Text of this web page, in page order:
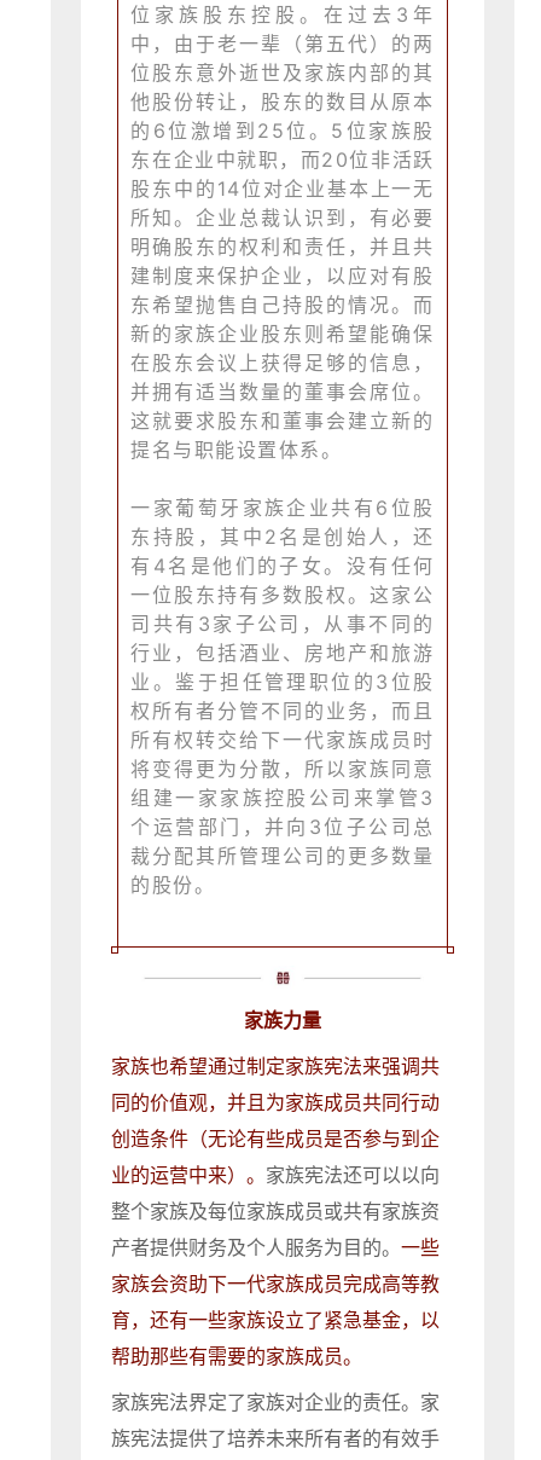
位家族股东控股。在过去3年
中，由于老一辈（第五代）的两
位股东意外逝世及家族内部的其
他股份转让，股东的数目从原本
的6位激增到25位。5位家族股
东在企业中就职，而20位非活跃
股东中的14位对企业基本上一无
所知。企业总裁认识到，有必要
明确股东的权利和责任，并且共
建制度来保护企业，以应对有股
东希望抛售自己持股的情况。而
新的家族企业股东则希望能确保
在股东会议上获得足够的信息，
并拥有适当数量的董事会席位。
这就要求股东和董事会建立新的
提名与职能设置体系。
一家葡萄牙家族企业共有6位股
东持股，其中2名是创始人，还
有4名是他们的子女。没有任何
一位股东持有多数股权。这家公
司共有3家子公司，从事不同的
行业，包括酒业、房地产和旅游
业。鉴于担任管理职位的3位股
权所有者分管不同的业务，而且
所有权转交给下一代家族成员时
将变得更为分散，所以家族同意
组建一家家族控股公司来掌管3
个运营部门，并向3位子公司总
裁分配其所管理公司的更多数量
的股份。
家族力量
家族也希望通过制定家族宪法来强调共
同的价值观，并且为家族成员共同行动
创造条件（无论有些成员是否参与到企
业的运营中来）。 家族宪法还可以以向
整个家族及每位家族成员或共有家族资
产者提供财务及个人服务为目的。一些
家族会资助下一代家族成员完成高等教
育，还有一些家族设立了紧急基金，以
帮助那些有需要的家族成员。
家族宪法界定了家族对企业的责任。家
族宪法提供了培养未来所有者的有效手